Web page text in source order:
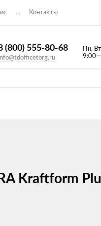
Контакты​
(800) 555-80-68
Пн,
Kraftform